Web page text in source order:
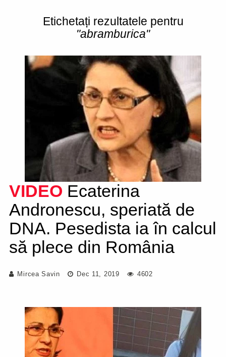
Etichetați rezultatele pentru
"abramburica"
VIDEO Ecaterina
Andronescu, speriată de
DNA. Pesedista ia în calcul
să plece din România
Mircea Savin Dec 11, 2019 4602